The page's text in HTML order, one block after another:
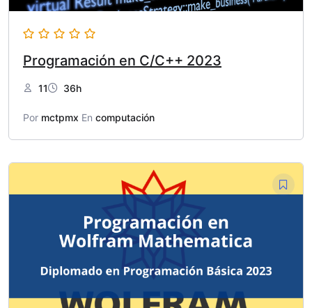
Programación en C/C++ 2023
11 36h
Por mctpmx En computación